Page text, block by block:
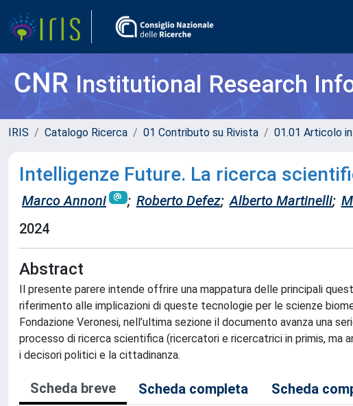
CNRInstitutional Research
IRIS Catalogo Ricerca 01 Contributo su Rivista 01.01 Articolo
Intelligenze Future. La ricerca
Marco Annoni ; Roberto Defez; Alberto Martinelli;
2024
Abstract
Il presente parere intende offrire una mappatura delle principali
riferimento alle implicazioni di queste tecnologie per le scienze
Fondazione Veronesi, nell’ultima sezione il documento avanza una
processo di ricerca scientifica (ricercatori e ricercatrici in primis, ma
i decisori politici e la cittadinanza.
Scheda breve Scheda completa Scheda